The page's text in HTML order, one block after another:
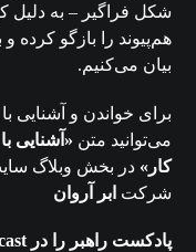
شکل فراگیر – به دلیل
هم‌پیوند را بازگو کرده
بیان می‌کنیم.
برای خواندن و آشنایی
می‌توانید متن «آشنایی
کار» در بخش وبلاگ
شرکت ابر آروان
پادکست راهبر را در Apple Podcast دنبال کنید!